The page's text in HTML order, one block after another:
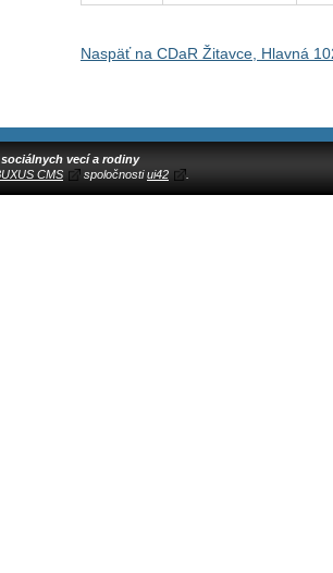
Naspäť na CDaR Žitavce, Hlavná
vecí a rodiny
CMS spoločnostiui42